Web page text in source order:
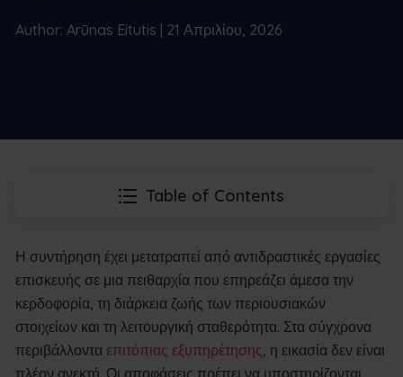
Author: Arūnas Eitutis | 21 Απριλίου, 2026
Table of Contents
Η συντήρηση έχει μετατραπεί από αντιδραστικές εργασίες
επισκευής σε μια πειθαρχία που επηρεάζει άμεσα την
κερδοφορία, τη διάρκεια ζωής των περιουσιακών
στοιχείων και τη λειτουργική σταθερότητα. Στα σύγχρονα
περιβάλλοντα επιτόπιας εξυπηρέτησης , η εικασία δεν είναι
πλέον ανεκτή. Οι αποφάσεις πρέπει να υποστηρίζονται